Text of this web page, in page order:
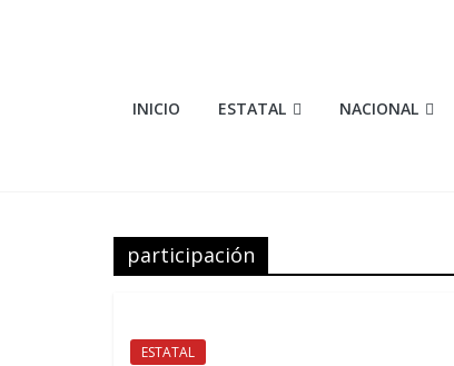
Elementosmx
INICIO ESTATAL NACIONAL
participación
ESTATAL